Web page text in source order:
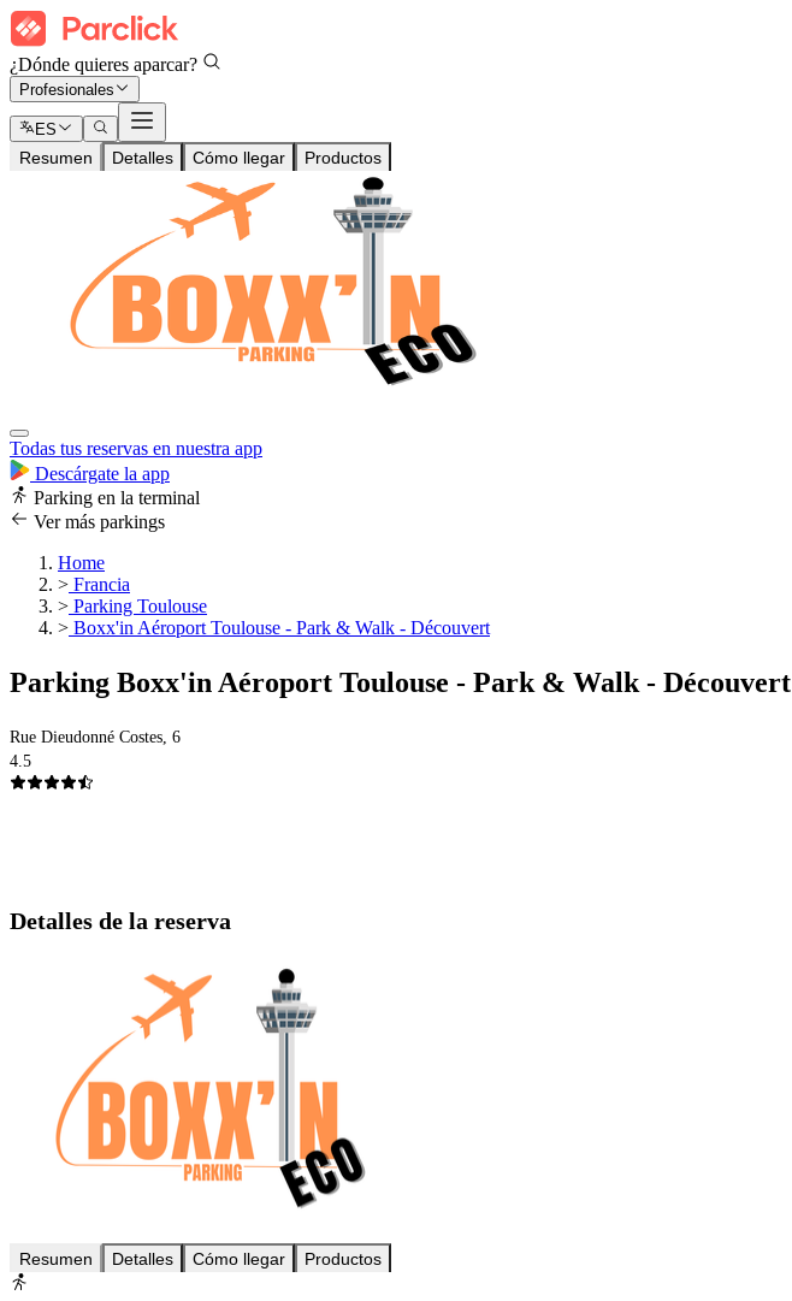
¿Dónde quieres aparcar?
Profesionales
ES
Resumen Detalles Cómo llegar Productos
Todas tus reservas en nuestra app
Descárgate la app
Parking en la terminal
Ver más parkings
Home
> Francia
> Parking Toulouse
> Boxx'in Aéroport Toulouse - Park & Walk - Découvert
Parking Boxx'in Aéroport Toulouse - Park & Walk - Découvert
Rue Dieudonné Costes, 6
4.5
Detalles de la reserva
Resumen Detalles Cómo llegar Productos